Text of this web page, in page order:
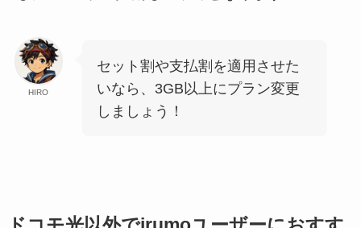
HIRO
セット割や支払割を適用させた
いなら、3GB以上にプラン変更
しましょう！